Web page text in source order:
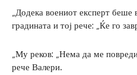
„Додека воениот експерт беше
градината и тој рече: „Ќе го
„Му реков: „Нема да ме
рече Валери.